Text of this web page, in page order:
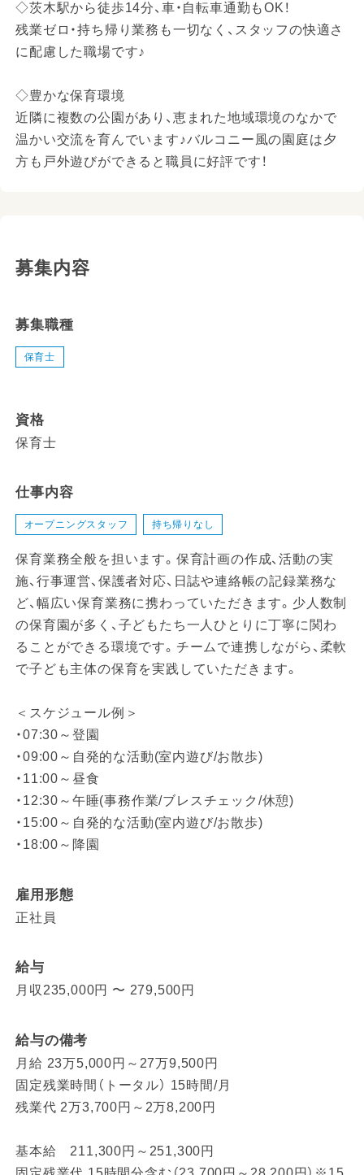
◇茨木駅から徒歩14分、車・自転車通勤もOK！
残業ゼロ・持ち帰り業務も一切なく、スタッフの快適さ
に配慮した職場です♪
◇豊かな保育環境
近隣に複数の公園があり、恵まれた地域環境のなかで
温かい交流を育んでいます♪バルコニー風の園庭は夕
方も戸外遊びができると職員に好評です！
募集内容
募集職種
保育士
資格
保育士
仕事内容
オープニングスタッフ 持ち帰りなし
保育業務全般を担います。保育計画の作成、活動の実
施、行事運営、保護者対応、日誌や連絡帳の記録業務な
ど、幅広い保育業務に携わっていただきます。少人数制
の保育園が多く、子どもたち一人ひとりに丁寧に関わ
ることができる環境です。チームで連携しながら、柔軟
で子ども主体の保育を実践していただきます。
＜スケジュール例＞
・07:30～登園
・09:00～自発的な活動(室内遊び/お散歩)
・11:00～昼食
・12:30～午睡(事務作業/ブレスチェック/休憩)
・15:00～自発的な活動(室内遊び/お散歩)
・18:00～降園
雇用形態
正社員
給与
月収235,000円 〜 279,500円
給与の備考
月給 23万5,000円～27万9,500円
固定残業時間（トータル） 15時間/月
残業代 2万3,700円～2万8,200円
基本給 211,300円～251,300円